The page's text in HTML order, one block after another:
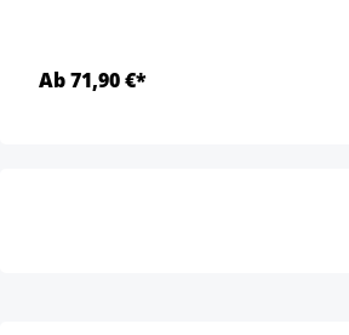
Ab 71,90 €*